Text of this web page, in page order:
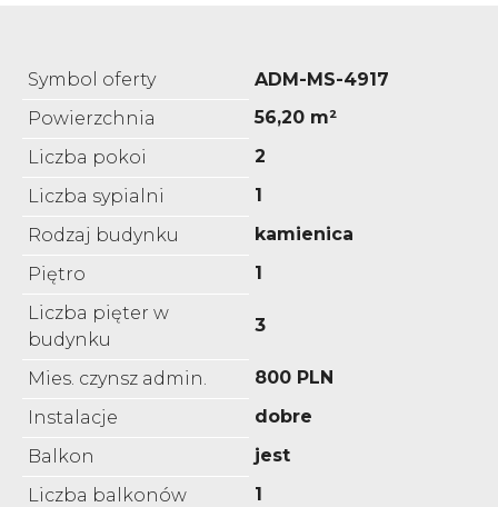
Symbol oferty
ADM-MS-4917
Powierzchnia
56,20 m²
Liczba pokoi
2
Liczba sypialni
1
Rodzaj budynku
kamienica
Piętro
1
Liczba pięter w
budynku
3
Mies. czynsz admin.
800 PLN
Instalacje
dobre
Balkon
jest
Liczba balkonów
1